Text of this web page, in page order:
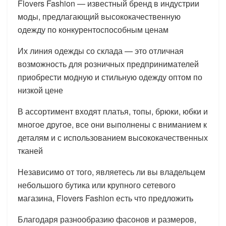
Flovers Fashion — известный бренд в индустрии
моды, предлагающий высококачественную
одежду по конкурентоспособным ценам
Их линия одежды со склада — это отличная
возможность для розничных предпринимателей
приобрести модную и стильную одежду оптом по
низкой цене
В ассортимент входят платья, топы, брюки, юбки и
многое другое, все они выполнены с вниманием к
деталям и с использованием высококачественных
тканей
Независимо от того, являетесь ли вы владельцем
небольшого бутика или крупного сетевого
магазина, Flovers Fashion есть что предложить
Благодаря разнообразию фасонов и размеров,